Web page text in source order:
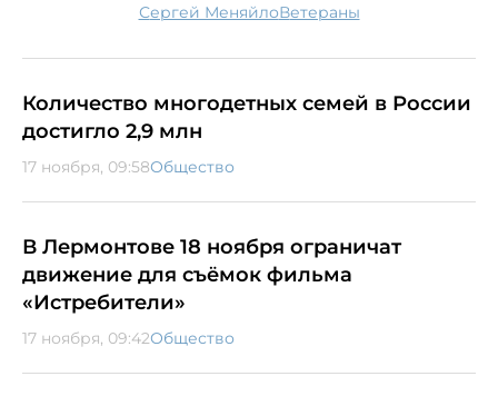
Сергей Меняйло ветераны
Количество многодетных семей в России
достигло 2,9 млн
17 ноября, 09:58Общество
В Лермонтове 18 ноября ограничат
движение для съёмок фильма
«Истребители»
17 ноября, 09:42Общество